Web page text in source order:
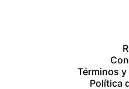
Términos
Política